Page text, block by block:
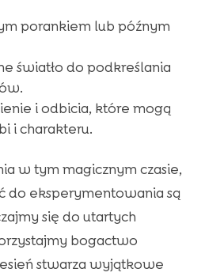
porankiem lub późnym
światło do podkreślania
i odbicia, które mogą
i charakteru.
w tym magicznym czasie,
do eksperymentowania są
się do utartych
bogactwo
stwarza wyjątkowe